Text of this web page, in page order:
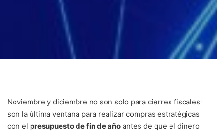
Noviembre y diciembre no son solo para cierres fiscales;
son la última ventana para realizar compras estratégicas
con el presupuesto de fin de año antes de que el dinero